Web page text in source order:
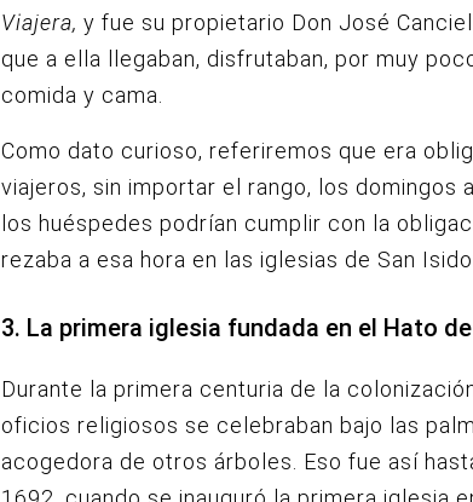
Viajera, y fue su propietario Don José
que a ella llegaban, disfrutaban, por muy
comida y cama.
Como dato curioso, referiremos que era
viajeros, sin importar el rango, los domingos
los huéspedes podrían cumplir con la
rezaba a esa hora en las iglesias de San
3. La primera iglesia fundada en el Hato
Durante la primera centuria de la
oficios religiosos se celebraban bajo las
acogedora de otros árboles. Eso fue así